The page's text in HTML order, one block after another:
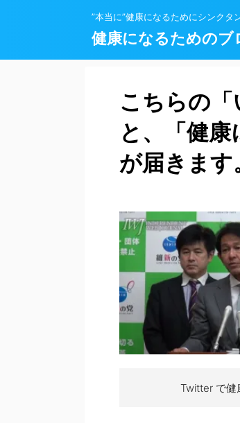
”本当に”健康になるためにシンクタ
健康になるためのブ
こちらの「
と、「健
が届きます
Twitter で健